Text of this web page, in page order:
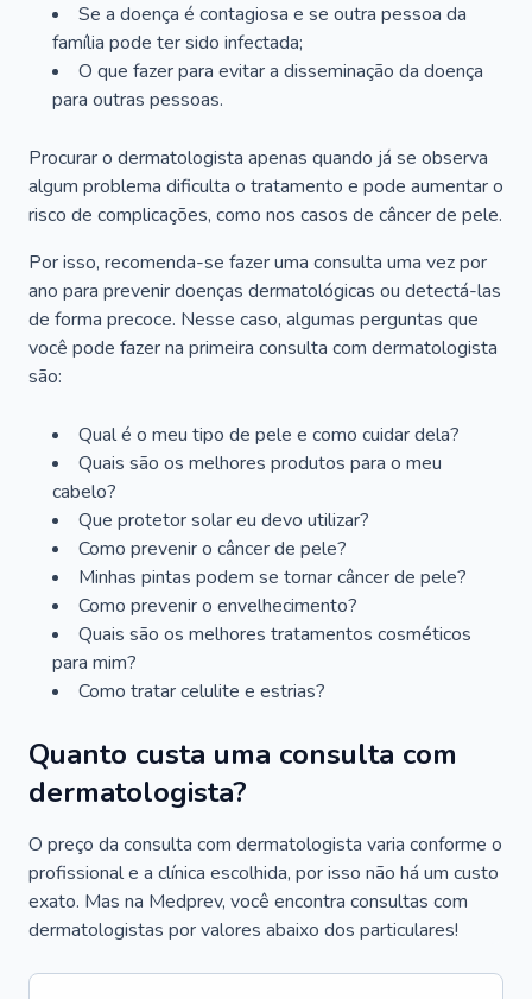
Se a doença é contagiosa e se outra pessoa da
família pode ter sido infectada;
O que fazer para evitar a disseminação da doença
para outras pessoas.
Procurar o dermatologista apenas quando já se observa
algum problema dificulta o tratamento e pode aumentar o
risco de complicações, como nos casos de câncer de pele.
Por isso, recomenda-se fazer uma consulta uma vez por
ano para prevenir doenças dermatológicas ou detectá-las
de forma precoce. Nesse caso, algumas perguntas que
você pode fazer na primeira consulta com dermatologista
são:
Qual é o meu tipo de pele e como cuidar dela?
Quais são os melhores produtos para o meu
cabelo?
Que protetor solar eu devo utilizar?
Como prevenir o câncer de pele?
Minhas pintas podem se tornar câncer de pele?
Como prevenir o envelhecimento?
Quais são os melhores tratamentos cosméticos
para mim?
Como tratar celulite e estrias?
Quanto custa uma consulta com
dermatologista?
O preço da consulta com dermatologista varia conforme o
profissional e a clínica escolhida, por isso não há um custo
exato. Mas na Medprev, você encontra consultas com
dermatologistas por valores abaixo dos particulares!